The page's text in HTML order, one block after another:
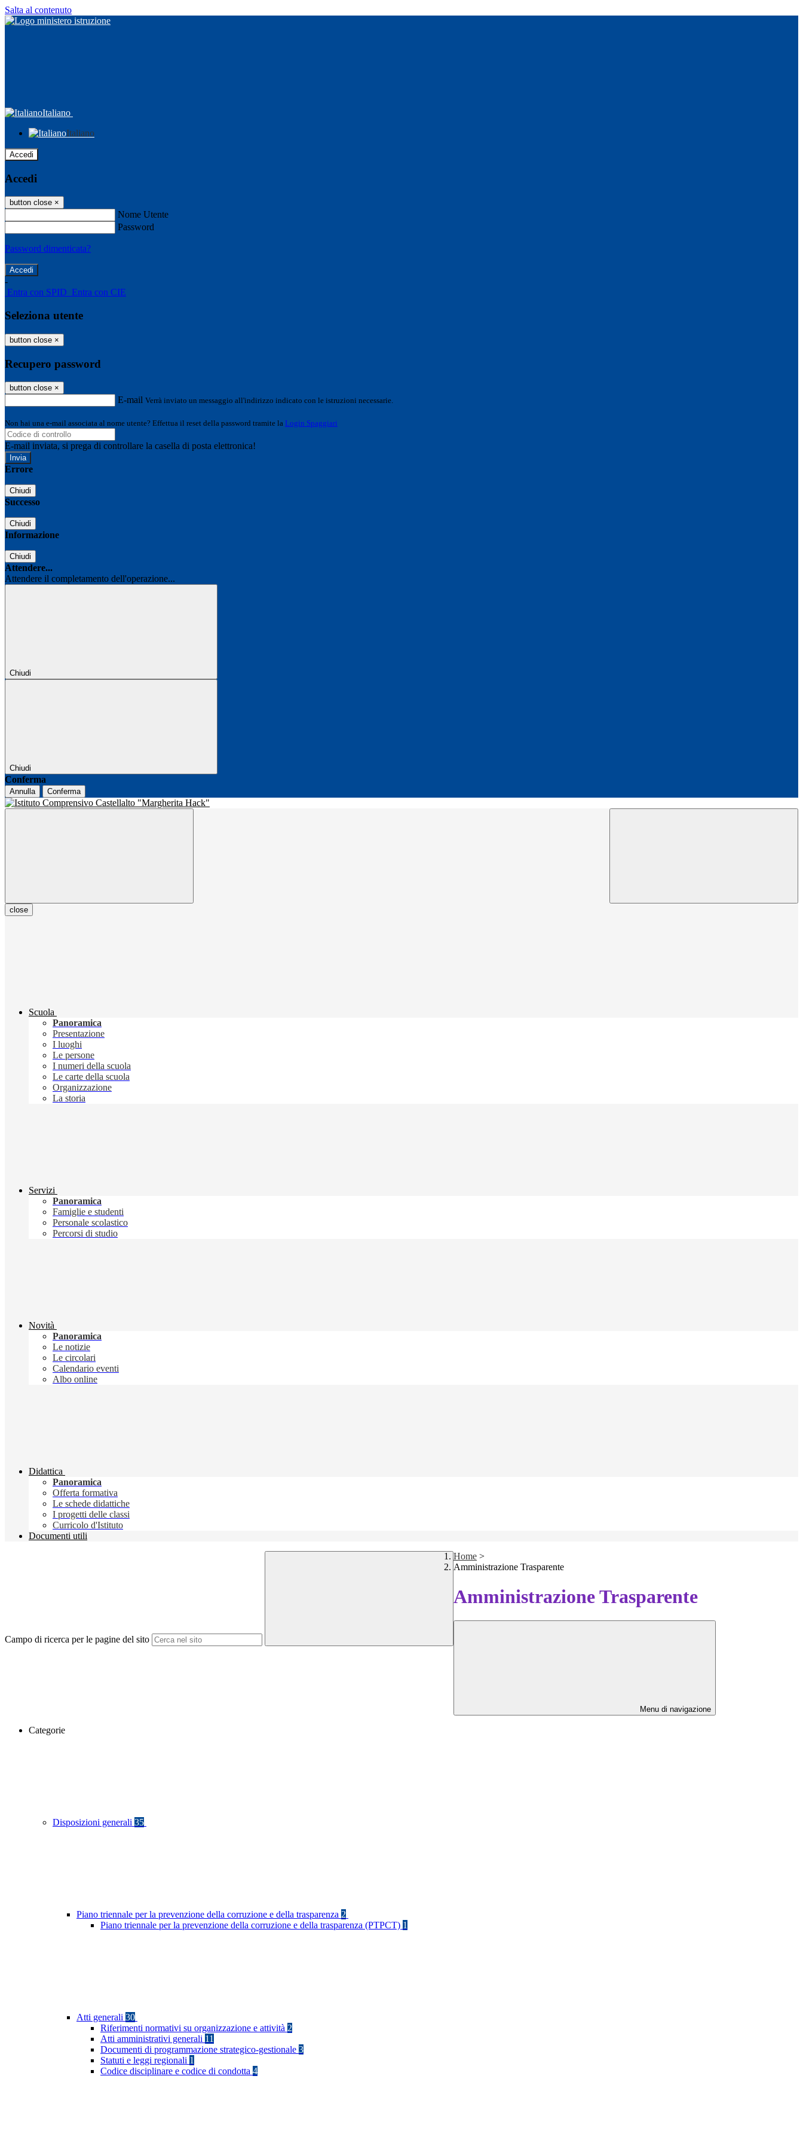
Salta al contenuto
Italiano
Italiano
Accedi
Accedi
button close ×
Nome Utente
Password
Password dimenticata?
-
Entra con SPID Entra con CIE
Seleziona utente
button close ×
Recupero password
button close ×
E-mail Verrà inviato un messaggio all'indirizzo indicato con le istruzioni necessarie.
Non hai una e-mail associata al nome utente? Effettua il reset della password tramite la Login Spaggiari
E-mail inviata, si prega di controllare la casella di posta elettronica!
Errore
Chiudi
Successo
Chiudi
Informazione
Chiudi
Attendere...
Attendere il completamento dell'operazione...
Chiudi
Chiudi
Conferma
Annulla Conferma
close
Scuola
Panoramica
Presentazione
I luoghi
Le persone
I numeri della scuola
Le carte della scuola
Organizzazione
La storia
Servizi
Panoramica
Famiglie e studenti
Personale scolastico
Percorsi di studio
Novità
Panoramica
Le notizie
Le circolari
Calendario eventi
Albo online
Didattica
Panoramica
Offerta formativa
Le schede didattiche
I progetti delle classi
Curricolo d'Istituto
Documenti utili
Campo di ricerca per le pagine del sito
Home >
Amministrazione Trasparente
Amministrazione Trasparente
Menu di navigazione
Categorie
Disposizioni generali 35
Piano triennale per la prevenzione della corruzione e della trasparenza 2
Piano triennale per la prevenzione della corruzione e della trasparenza (PTPCT) 1
Atti generali 30
Riferimenti normativi su organizzazione e attività 2
Atti amministrativi generali 11
Documenti di programmazione strategico-gestionale 3
Statuti e leggi regionali 1
Codice disciplinare e codice di condotta 4